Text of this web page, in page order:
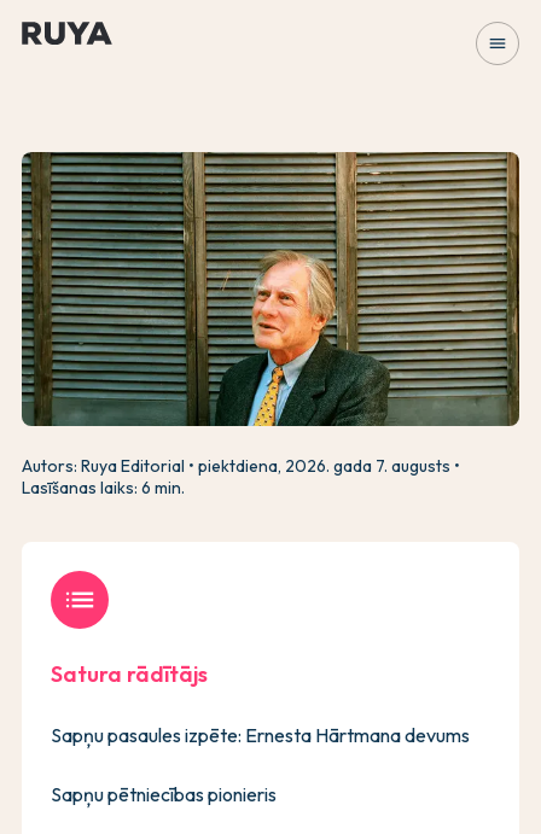
menu
Autors: Ruya Editorial
piektdiena, 2026. gada 7. augusts
Lasīšanas laiks: 6 min.
list
Satura rādītājs
Sapņu pasaules izpēte: Ernesta Hārtmana devums
Sapņu pētniecības pionieris